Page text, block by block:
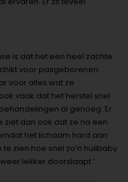
is dat het een heel zachte
voor pasgeborenen.
voor alles wat ze
vaak dat het herstel snel
al genoeg. Er
ziet dan ook dat ze na een
het lichaam hard aan
zien hoe snel zo’n huilbaby
lekker doorslaapt.’